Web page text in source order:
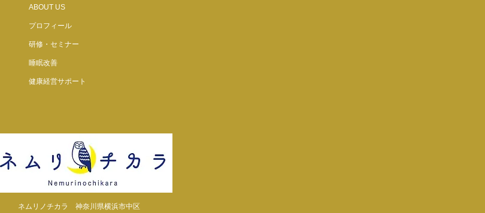
ABOUT US
プロフィール
研修・セミナー
睡眠改善
健康経営サポート
ネムリノチカラ 神奈川県横浜市中区